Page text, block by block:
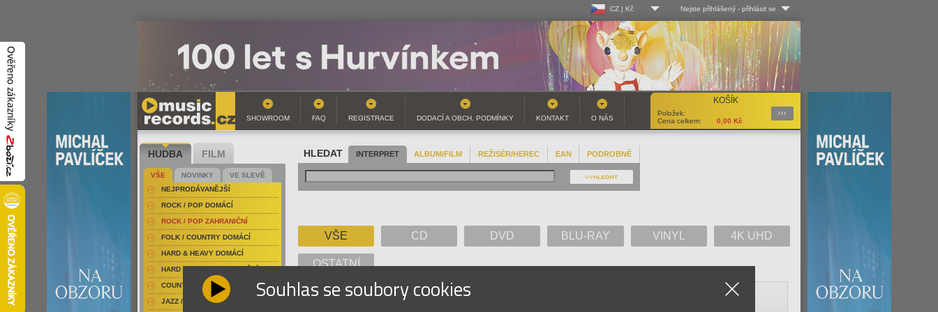
CZ | Kč
CZ | Kč
SK | EUR
Nejste přihlášený - přihlásit se
Log-in
Uživ. jméno:
Heslo:
Registrace
KOŠÍK
Položek:
Cena celkem:
0,00 Kč
Podrobnosti
SHOWROOM
FAQ REGISTRACE DODACÍ A OBCH. PODMÍNKY KONTAKT O NÁS
HLEDAT INTERPRET ALBUM/FILM REŽISÉR/HEREC EAN PODROBNĚ
VŠE CD DVD BLU-RAY VINYL 4K UHD
OSTATNÍ
G
HUDBA FILM
VŠE NOVINKY
VE SLEVĚ
NEJPRODÁVANĚJŠÍ
ROCK / POP DOMÁCÍ
ROCK / POP ZAHRANIČNÍ
FOLK / COUNTRY DOMÁCÍ
HARD & HEAVY DOMÁCÍ
HARD & HEAVY ZAHRANIČNÍ
COUNTRY
JAZZ / BLUES Souhlas se soubory cookies Close